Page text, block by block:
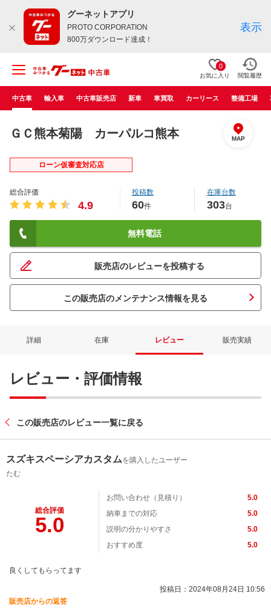
グーネットアプリ
PROTO CORPORATION
800万ダウンロード達成！
表示
0
お気に入り 閲覧履歴
中古車 輸入車 中古車販売店 新車 車買取 カーリース 整備工場
ＧＣ熊本菊陽 カーパルコ熊本 MAP
ローン仮審査対応店
総合評価
4.9
投稿数
60件
在庫台数
303台
無料電話
販売店のレビューを投稿する
この販売店のメンテナンス情報を見る
詳細 在庫 レビュー 販売実績
レビュー・評価情報
この販売店のレビュー一覧に戻る
スズキスペーシアカスタムを購入したユーザー
たむ
総合評価
5.0
お問い合わせ（見積り）
5.0
納車までの対応
5.0
説明の分かりやすさ
5.0
おすすめ度
5.0
良くしてもらってます
投稿日：2024年08月24日 10:56
販売店からの返答